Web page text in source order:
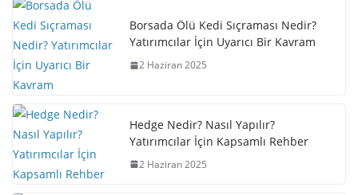
Borsada Ölü Kedi Sıçraması Nedir?
Yatırımcılar İçin Uyarıcı Bir Kavram
2 Haziran 2025
Hedge Nedir? Nasıl Yapılır?
Yatırımcılar İçin Kapsamlı Rehber
2 Haziran 2025